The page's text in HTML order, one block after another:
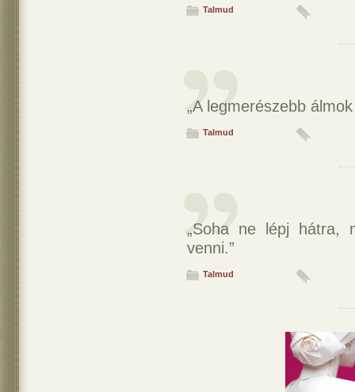
Talmud
„A legmerészebb
Talmud
„Soha ne lépj hátra,
venni.”
Talmud